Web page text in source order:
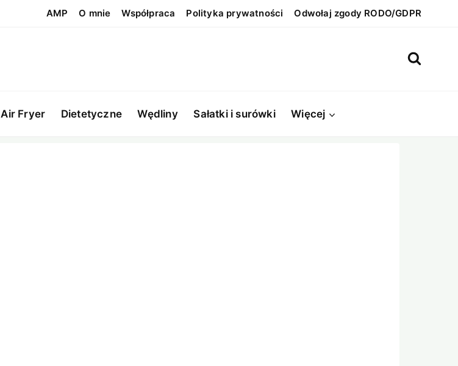
AMP O mnie Współpraca Polityka prywatności Odwołaj zgody RODO/GDPR
Air Fryer Dietetyczne Wędliny Sałatki i surówki Więcej